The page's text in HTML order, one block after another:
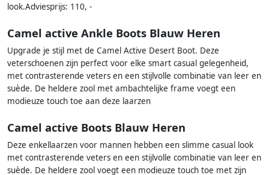
look.Adviesprijs: 110, -
Camel active Ankle Boots Blauw Heren
Upgrade je stijl met de Camel Active Desert Boot. Deze
veterschoenen zijn perfect voor elke smart casual gelegenheid,
met contrasterende veters en een stijlvolle combinatie van leer en
suède. De heldere zool met ambachtelijke frame voegt een
modieuze touch toe aan deze laarzen
Camel active Boots Blauw Heren
Deze enkellaarzen voor mannen hebben een slimme casual look
met contrasterende veters en een stijlvolle combinatie van leer en
suède. De heldere zool voegt een modieuze touch toe met zijn